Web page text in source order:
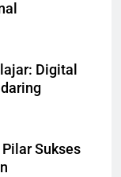
Digital
Sukses